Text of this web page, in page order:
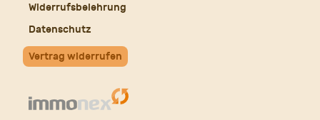
Widerrufsbelehrung
Datenschutz
Vertrag widerrufen